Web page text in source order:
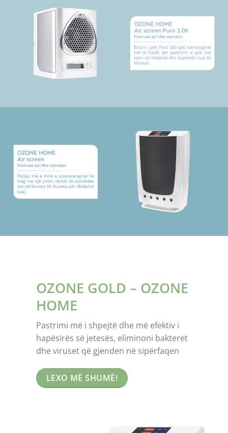
OZONE GOLD – OZONE
HOME
Pastrimi më i shpejtë dhe më efektiv i
hapësirës së jetesës, eliminoni bakteret
dhe viruset që gjenden në sipërfaqen
LEXO MË SHUMË!